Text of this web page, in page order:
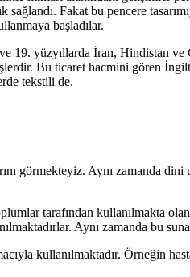
Fakat bu pencere
başladılar.
19. yüzyıllarda İran, Hindistan ve
Bu ticaret hacmini gören
tekstili de.
görmekteyiz. Aynı zamanda
tarafından kullanılmakta
Aynı zamanda bu
kullanılmaktadır. Örneğin